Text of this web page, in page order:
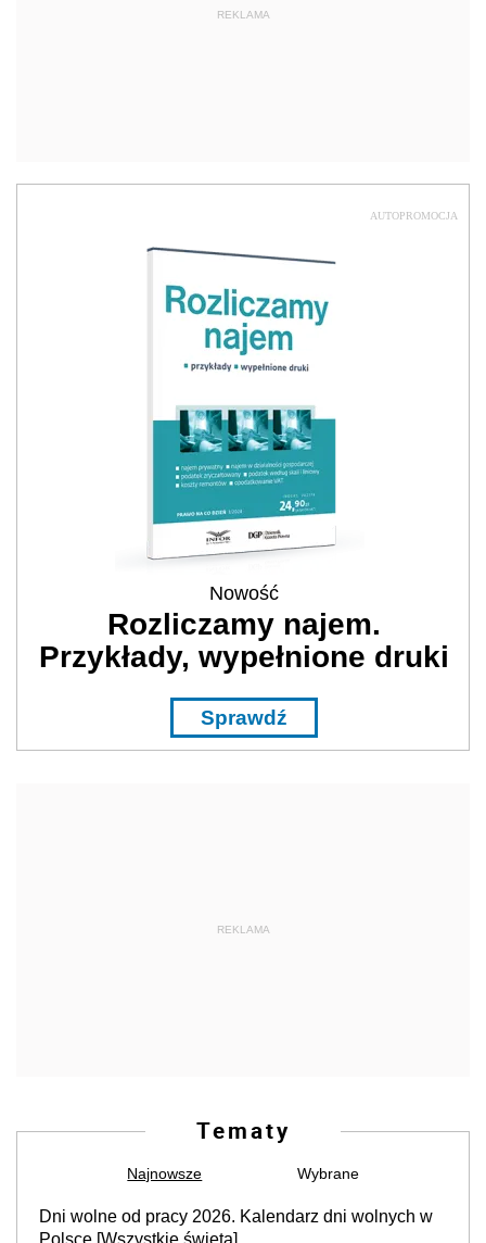
REKLAMA
AUTOPROMOCJA
Nowość
Rozliczamy najem.
Przykłady, wypełnione druki
Sprawdź
REKLAMA
Tematy
Najnowsze Wybrane
Dni wolne od pracy 2026. Kalendarz dni wolnych w